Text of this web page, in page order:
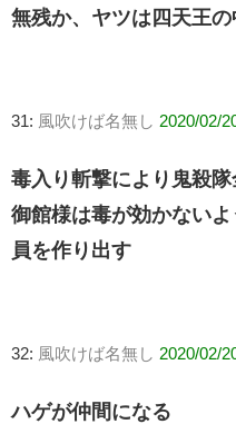
無残か、ヤツは四天王
31: 風吹けば名無し 2020/02/
毒入り斬撃により鬼殺
御館様は毒が効かない
員を作り出す
32: 風吹けば名無し 2020/02/
ハゲが仲間になる